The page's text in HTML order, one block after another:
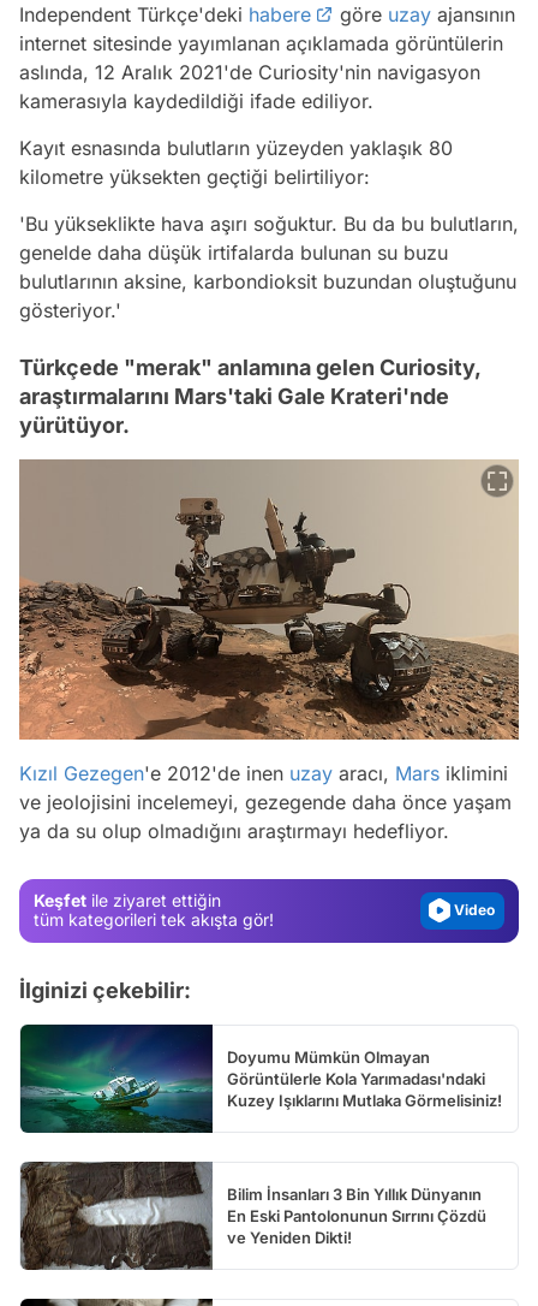
Independent Türkçe'deki habere göre uzay ajansının
internet sitesinde yayımlanan açıklamada görüntülerin
aslında, 12 Aralık 2021'de Curiosity'nin navigasyon
kamerasıyla kaydedildiği ifade ediliyor.
Kayıt esnasında bulutların yüzeyden yaklaşık 80
kilometre yüksekten geçtiği belirtiliyor:
'Bu yükseklikte hava aşırı soğuktur. Bu da bu bulutların,
genelde daha düşük irtifalarda bulunan su buzu
bulutlarının aksine, karbondioksit buzundan oluştuğunu
gösteriyor.'
Türkçede "merak" anlamına gelen Curiosity,
araştırmalarını Mars'taki Gale Krateri'nde
yürütüyor.
Kızıl Gezegen'e 2012'de inen uzay aracı, Mars iklimini
ve jeolojisini incelemeyi, gezegende daha önce yaşam
ya da su olup olmadığını araştırmayı hedefliyor.
Keşfet ile ziyaret ettiğin
tüm kategorileri tek akışta gör!
Video
İlginizi çekebilir:
Doyumu Mümkün Olmayan
Görüntülerle Kola Yarımadası'ndaki
Kuzey Işıklarını Mutlaka Görmelisiniz!
Bilim İnsanları 3 Bin Yıllık Dünyanın
En Eski Pantolonunun Sırrını Çözdü
ve Yeniden Dikti!